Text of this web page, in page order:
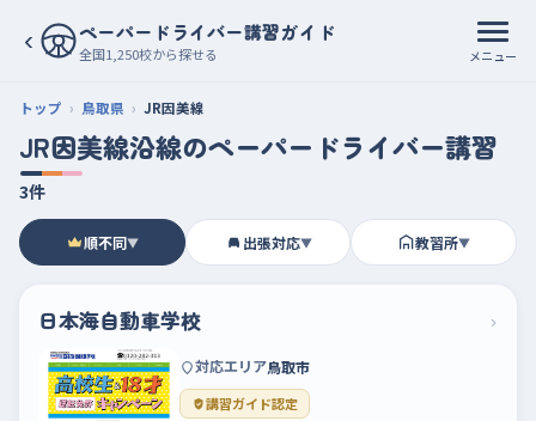
‹ ペーパードライバー講習ガイド
全国1,250校から探せる メニュー
トップ 鳥取県 JR因美線
JR因美線沿線のペーパードライバー講習
3件
順不同▼ 出張対応▼ 教習所▼
日本海自動車学校 ›
対応エリア鳥取市
講習ガイド認定